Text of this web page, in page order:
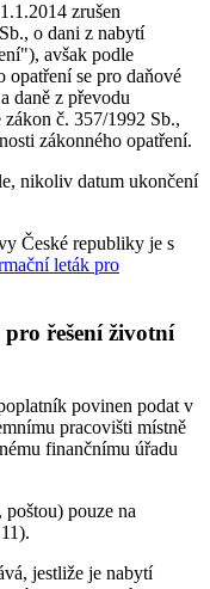
zrušen
o dani z nabytí
avšak podle
opatření se pro daňové
daně z převodu
č. 357/1992 Sb.,
zákonného opatření.
nikoliv datum ukončení
České republiky je s
leták pro
řešení životní
povinen podat v
pracovišti místně
finančnímu úřadu
pouze na
jestliže je nabytí